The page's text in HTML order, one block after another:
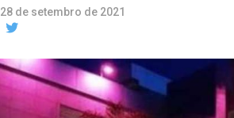
28 de setembro de 2021